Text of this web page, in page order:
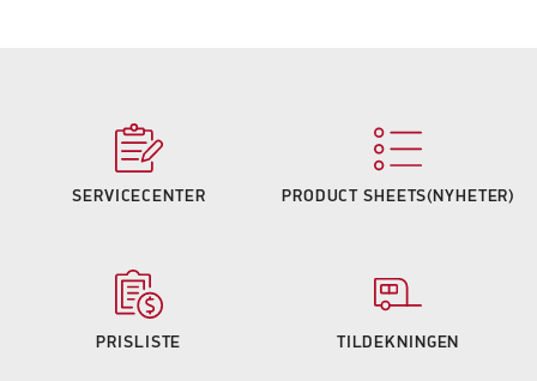
SERVICECENTER PRODUCT SHEETS(NYHETER)
PRISLISTE TILDEKNINGEN